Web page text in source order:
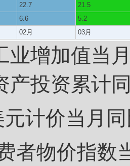
22.7 21.5
6.6 5.2
02月 03月
业增加值当
产投资累计
价当月同
物价指数